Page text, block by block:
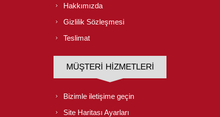
Hakkımızda
Gizlilik Sözleşmesi
Teslimat
MÜŞTERI HIZMETLERI
Bizimle iletişime geçin
Site Haritası Ayarları